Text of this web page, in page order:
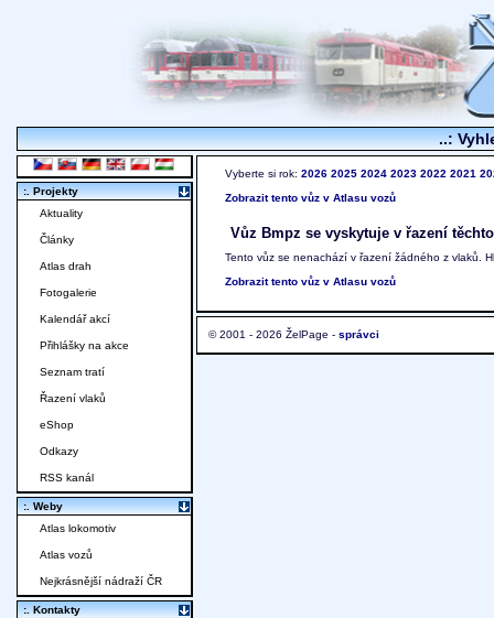
..:
Vyberte si rok: 2026 2025 2024 2023 2022 2021
Zobrazit tento vůz v Atlasu vozů
Vůz Bmpz se vyskytuje v řazení
Tento vůz se nenachází v řazení žádného z vlaků.
Zobrazit tento vůz v Atlasu vozů
© 2001 - 2026 ŽelPage - správci
:. Projekty
Aktuality
Články
Atlas drah
Fotogalerie
Kalendář akcí
Přihlášky na akce
Seznam tratí
Řazení vlaků
eShop
Odkazy
RSS kanál
:. Weby
Atlas lokomotiv
Atlas vozů
Nejkrásnější nádraží ČR
:. Kontakty